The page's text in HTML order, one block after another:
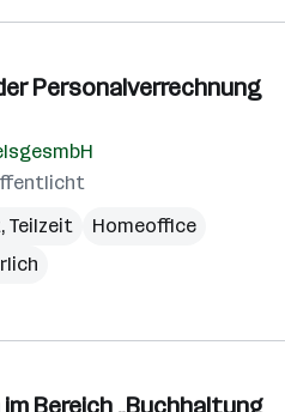
Personalverrechnung
Teilzeit
Homeoffice
Bereich „Buchhaltung